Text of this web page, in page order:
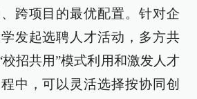
跨项目的最优配置。针对企
发起选聘人才活动，多方共
招共用”模式利用和激发人才
中，可以灵活选择按协同创